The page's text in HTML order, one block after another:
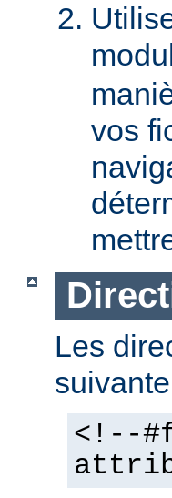
vos
Les
<!--